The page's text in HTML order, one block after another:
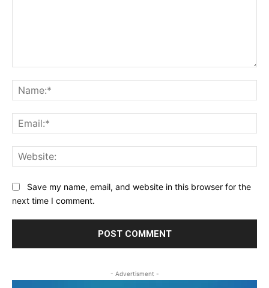
Save my name, email, and website in this browser for the
next time I comment.
- Advertisment -